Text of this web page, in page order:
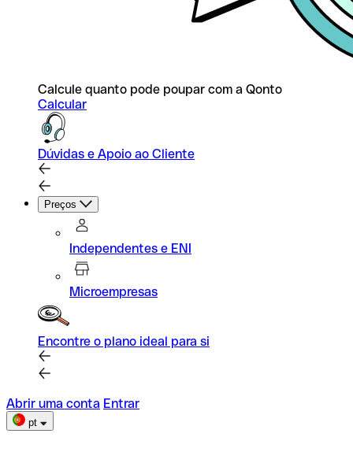
Calcule quanto pode poupar com a Qonto
Calcular
Dúvidas e Apoio ao Cliente
Preços
Independentes e ENI
Microempresas
Encontre o plano ideal para si
Abrir uma conta Entrar
pt